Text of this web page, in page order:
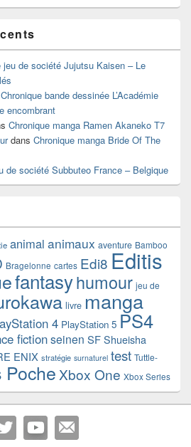
jeu de société Jujutsu Kaisen – Le
Chronique bande dessinée L’Académie
encombrant
Chronique manga Ramen Akaneko T7
dans Chronique manga Bride Of The
de société Subbuteo France – Belgique
animal animaux aventure Bamboo
Bragelonne cartes Edi8 Editis
fantasyhumour jeu de
livre manga
4 PlayStation 5 PS4
fictionseinen SF Shueisha
ENIX stratégie surnaturel test Tuttle-
Poche Xbox One Xbox Series